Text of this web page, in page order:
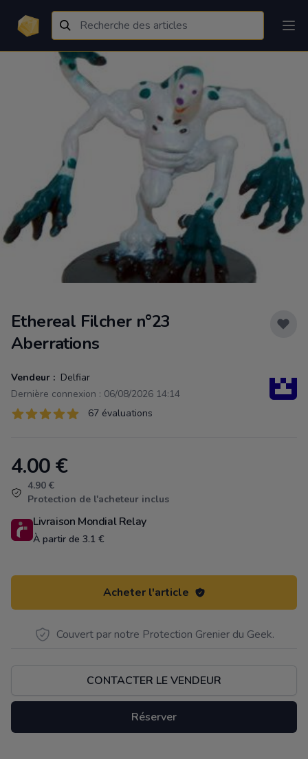
Ethereal Filcher n°23
Aberrations
Vendeur : Delfiar
Dernière connexion : 06/08/2026 14:14
Évaluations
67 sur 5 étoiles 67 évaluations
Product information
4.00€
4.90 €
Protection de l'acheteur inclus
Livraison Mondial Relay
À partir de 3.1 €
Acheter l'article
Couvert par notre Protection Grenier du Geek.
CONTACTER LE VENDEUR
Réserver